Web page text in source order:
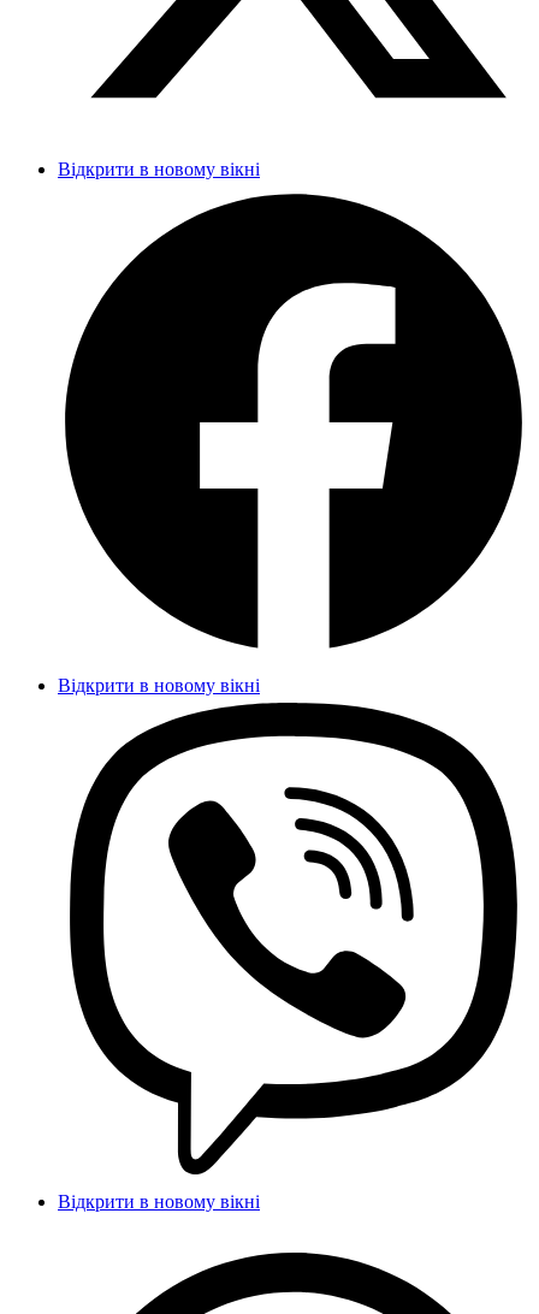
Відкрити в новому вікні
Відкрити в новому вікні
Відкрити в новому вікні